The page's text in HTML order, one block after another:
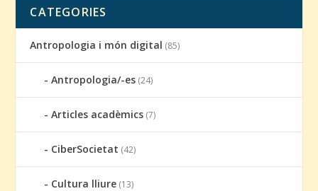
CATEGORIES
Antropologia i món digital (85)
Antropologia/-es (24)
Articles acadèmics (7)
CiberSocietat (42)
Cultura lliure (13)